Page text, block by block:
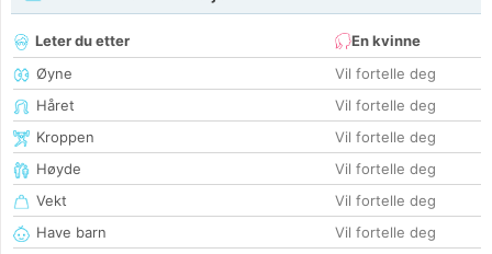
Leter du etter
En kvinne
Øyne
Vil fortelle deg
Håret
Vil fortelle deg
Kroppen
Vil fortelle deg
Høyde
Vil fortelle deg
Vekt
Vil fortelle deg
Have barn
Vil fortelle deg